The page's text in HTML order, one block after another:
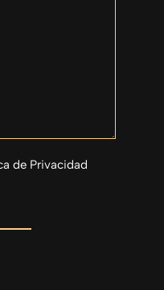
de Privacidad